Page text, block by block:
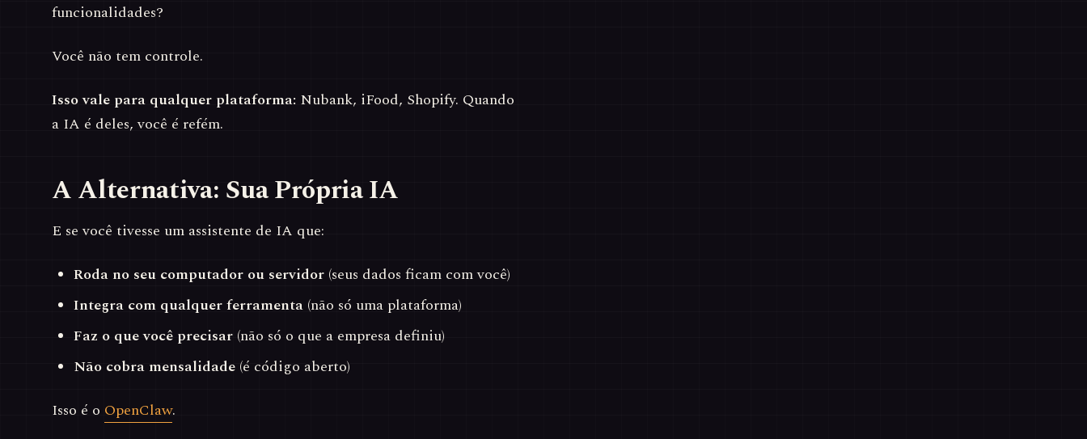
funcionalidades?
Você não tem controle.
Isso vale para qualquer plataforma: Nubank, iFood, Shopify. Quando
a IA é deles, você é refém.
A Alternativa: Sua Própria IA
E se você tivesse um assistente de IA que:
Roda no seu computador ou servidor (seus dados ficam com você)
Integra com qualquer ferramenta (não só uma plataforma)
Faz o que você precisar (não só o que a empresa definiu)
Não cobra mensalidade (é código aberto)
Isso é o OpenClaw.